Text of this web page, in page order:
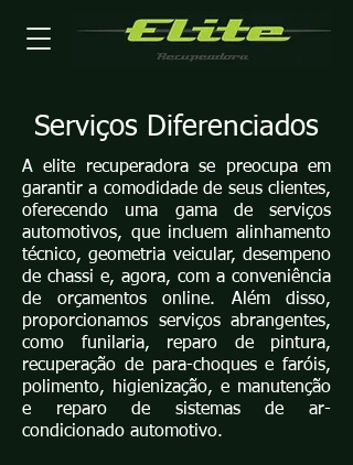
Serviços Diferenciados
A elite recuperadora se preocupa em
garantir a comodidade de seus clientes,
oferecendo uma gama de serviços
automotivos, que incluem alinhamento
técnico, geometria veicular, desempeno
de chassi e, agora, com a conveniência
de orçamentos online. Além disso,
proporcionamos serviços abrangentes,
como funilaria, reparo de pintura,
recuperação de para-choques e faróis,
polimento, higienização, e manutenção
e reparo de sistemas de ar-
condicionado automotivo.